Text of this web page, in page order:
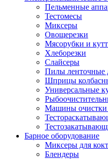
Пельменные
Тестомесы
Миксеры
Овощерезки
Мясорубки и
Хлеборезки
Слайсеры
Пилы ленточные
Шприцы
Универсальные
Машины очистки
Барное оборудование
Миксеры для
Блендеры